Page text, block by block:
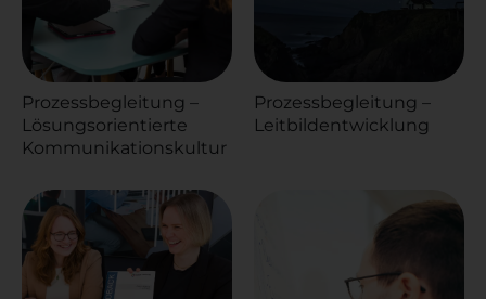
Prozessbegleitung –
Lösungsorientierte
Kommunikationskultur
Prozessbegleitung –
Leitbildentwicklung